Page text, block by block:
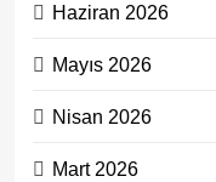
Haziran 2026
Mayıs 2026
Nisan 2026
Mart 2026